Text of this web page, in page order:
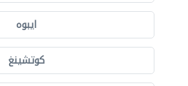
ايبوه
كوتشينغ